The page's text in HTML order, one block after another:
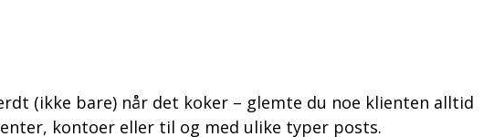
(ikke bare) når det koker – glemte du noe klienten alltid
kontoer eller til og med ulike typer posts.